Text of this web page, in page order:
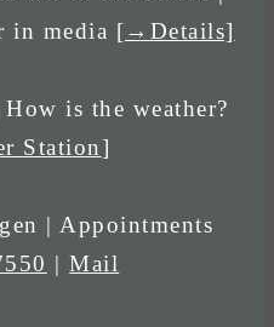
in media [→Details]
is the weather?
Station]
| Appointments
|Mail